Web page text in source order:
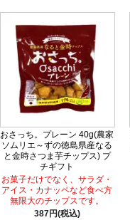
おさっち。プレーン 40g(農家
ソムリエ～ずの徳島県産なる
と金時さつま芋チップス) プ
チギフト
お菓子だけでなく、サラダ・
アイス・カナッペなど食べ方
無限大のチップスです。
387円(税込)